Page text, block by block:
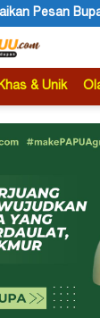
HUT ke-
& Unik